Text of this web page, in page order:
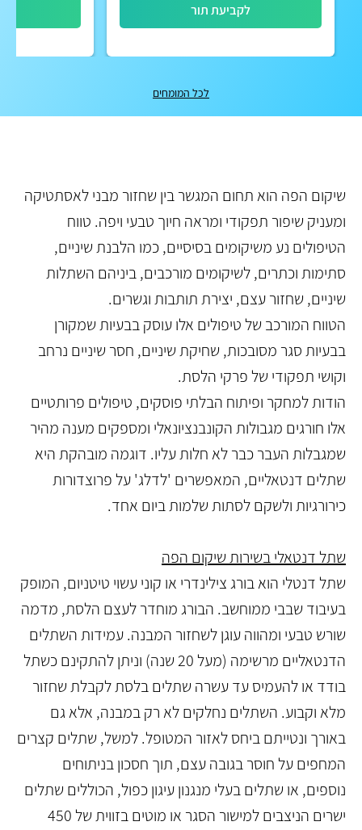
לקביעת תור
לכל המומחים
שיקום הפה הוא תחום המגשר בין שחזור מבני לאסתטיקה
ומעניק שיפור תפקודי ומראה חיוך טבעי ויפה. טווח
הטיפולים נע משיקומים בסיסיים, כמו הלבנת שיניים,
סתימות וכתרים, לשיקומים מורכבים, ביניהם השתלות
שיניים, שחזור עצם, יצירת תותבות וגשרים.
הטווח המורכב של טיפולים אלו עוסק בבעיות שמקורן
בבעיות סגר מסובכות, שחיקת שיניים, חסר שיניים נרחב
וקושי תפקודי של פרקי הלסת.
הודות למחקר ופיתוח הבלתי פוסקים, טיפולים פרותטיים
אלו חורגים מגבולות הקונבנציונאלי ומספקים מענה מהיר
שמגבלות העבר כבר לא חלות עליו. דוגמה מובהקת היא
שתלים דנטאליים, המאפשרים 'לדלג' על פרוצדורות
כירורגיות ולשקם לסתות שלמות ביום אחד.
שתל דנטאלי בשירות שיקום הפה
שתל דנטלי הוא בורג צילינדרי או קוני עשוי טיטניום, המופק
בעיבוד שבבי ממוחשב. הבורג מוחדר לעצם הלסת, מדמה
שורש טבעי ומהווה עוגן לשחזור המבנה. עמידות השתלים
הדנטאליים מרשימה (מעל 20 שנה) וניתן להתקינם כשתל
בודד או להעמיס עד עשרה שתלים בלסת לקבלת שחזור
מלא וקבוע. השתלים נחלקים לא רק במבנה, אלא גם
באורך ונטייתם ביחס לאזור המטופל. למשל, שתלים קצרים
המחפים על חוסר בגובה עצם, תוך חסכון בניתוחים
נוספים, או שתלים בעלי מנגנון עיגון כפול, הכוללים שתלים
ישרים הניצבים למישור הסגר או מוטים בזווית של 450